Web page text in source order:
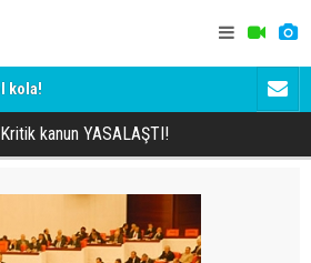
kola!
Kritik kanun YASALAŞTI!